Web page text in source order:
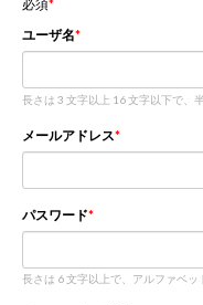
必須
ユーザ名
長さは 3 文字以上 16 文字以下で、
メールアドレス
パスワード
長さは 6 文字以上で、アルファベッ